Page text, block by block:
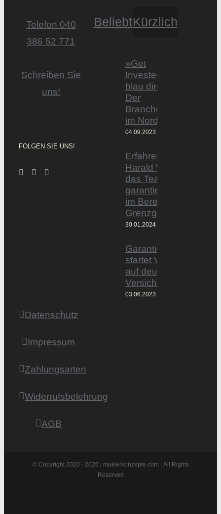
Telefon 040
386 52 771
Schreiben Sie
uns!
FOLGEN SIE UNS!
BeliebtKürzlich
»Get
Invested by
blau direkt«:
Der
Branchentag
im Norden
04.09.2023
Erfahrener Experte
Harald Wesely stärkt
das Team von
garantiertmehrnetto.de
im Bereich
Grenzgänger
30.01.2024
startet
auf deutschem
Versicherungsmarkt
03.06.2023
Datenschutz
Impressum
Zahlungsarten
Widerrufsbelehrung
AGB
© Copyright 2020 - 2026 | maklerkonzepte.com | All Rights
Reserved